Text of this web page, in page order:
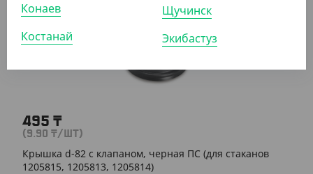
АРТ. 12025021
495 ₸
(9.90 ₸/ШТ)
Крышка d-82 с клапаном, черная ПС (для стаканов
1205815, 1205813, 1205814)
Конаев
Костанай
Щучинск
Экибастуз